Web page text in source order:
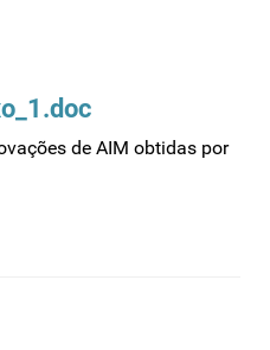
de AIM obtidas por